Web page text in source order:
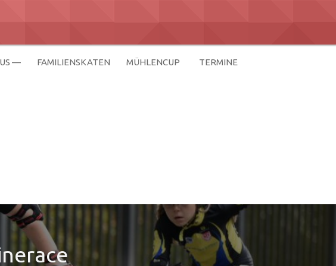
— FAMILIENSKATEN MÜHLENCUP TERMINE